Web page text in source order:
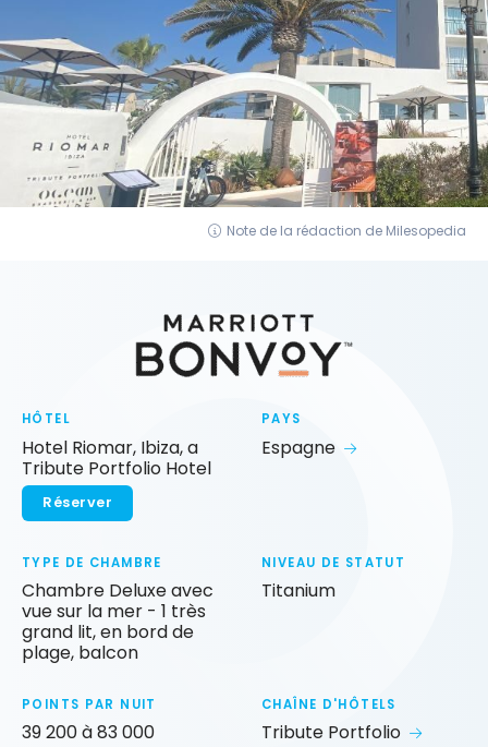
Note de la rédaction de Milesopedia
HÔTEL
Hotel Riomar, Ibiza, a
Tribute Portfolio Hotel
Réserver
PAYS
Espagne
TYPE DE CHAMBRE
Chambre Deluxe avec
vue sur la mer - 1 très
grand lit, en bord de
plage, balcon
NIVEAU DE STATUT
Titanium
POINTS PAR NUIT
39 200 à 83 000
CHAÎNE D'HÔTELS
Tribute Portfolio